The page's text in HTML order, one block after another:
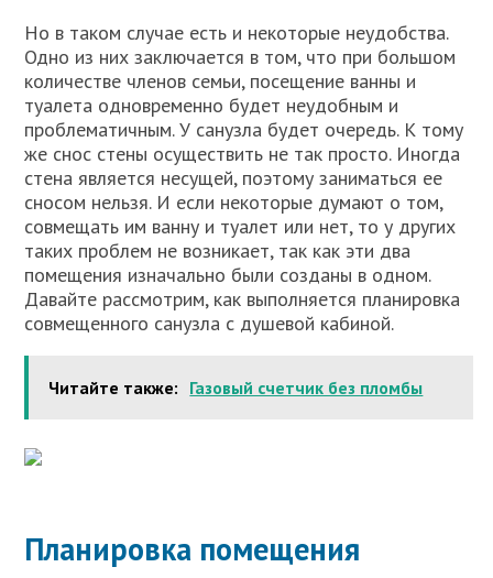
Но в таком случае есть и некоторые неудобства.
Одно из них заключается в том, что при большом
количестве членов семьи, посещение ванны и
туалета одновременно будет неудобным и
проблематичным. У санузла будет очередь. К тому
же снос стены осуществить не так просто. Иногда
стена является несущей, поэтому заниматься ее
сносом нельзя. И если некоторые думают о том,
совмещать им ванну и туалет или нет, то у других
таких проблем не возникает, так как эти два
помещения изначально были созданы в одном.
Давайте рассмотрим, как выполняется планировка
совмещенного санузла с душевой кабиной.
Читайте также: Газовый счетчик без пломбы
Планировка помещения